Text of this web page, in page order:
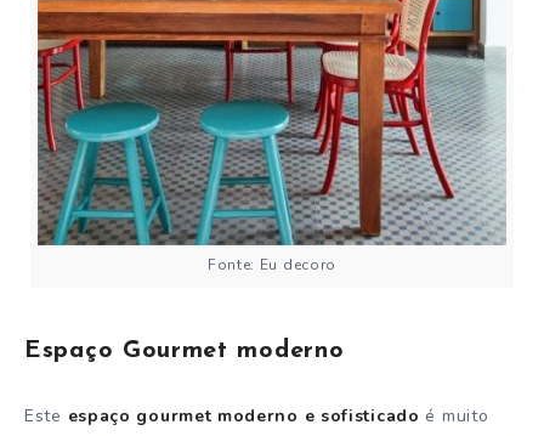
Fonte: Eu decoro
Espaço Gourmet moderno
Este espaço gourmet moderno e sofisticado é muito